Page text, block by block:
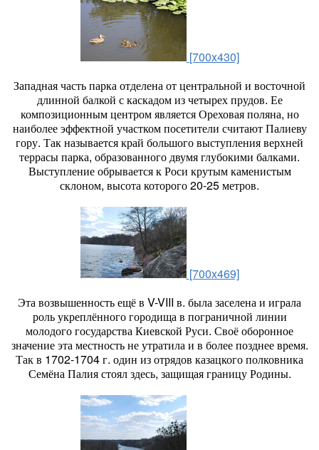
[700x430]
Западная часть парка отделена от центральной и восточной
длинной балкой с каскадом из четырех прудов. Ее
композиционным центром является Ореховая поляна, но
наиболее эффектной участком посетители считают Палиеву
гору. Так называется край большого выступления верхней
террасы парка, образованного двумя глубокими балками.
Выступление обрывается к Роси крутым каменистым
склоном, высота которого 20-25 метров.
[700x469]
Эта возвышенность ещё в V-VIII в. была заселена и играла
роль укреплённого городища в пограничной линии
молодого государства Киевской Руси. Своё оборонное
значение эта местность не утратила и в более позднее время.
Так в 1702-1704 г. один из отрядов казацкого полковника
Семёна Палия стоял здесь, защищая границу Родины.